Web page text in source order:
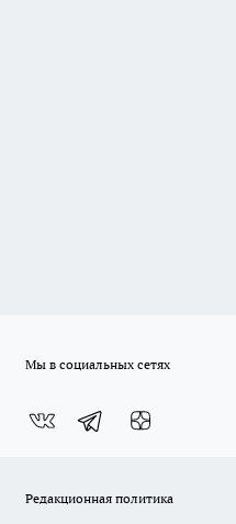
Мы в социальных сетях
Редакционная политика